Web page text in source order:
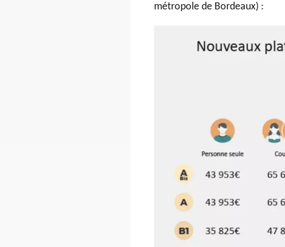
métropole de Bordeaux) :